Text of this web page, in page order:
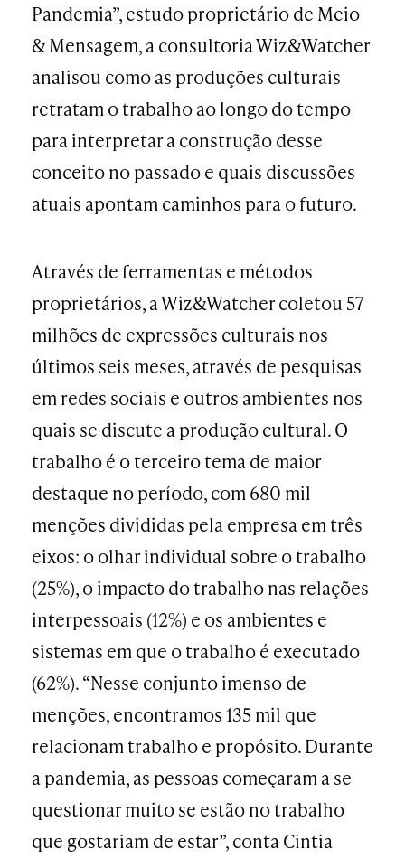
Pandemia”, estudo proprietário de Meio
& Mensagem, a consultoria Wiz&Watcher
analisou como as produções culturais
retratam o trabalho ao longo do tempo
para interpretar a construção desse
conceito no passado e quais discussões
atuais apontam caminhos para o futuro.
Através de ferramentas e métodos
proprietários, a Wiz&Watcher coletou 57
milhões de expressões culturais nos
últimos seis meses, através de pesquisas
em redes sociais e outros ambientes nos
quais se discute a produção cultural. O
trabalho é o terceiro tema de maior
destaque no período, com 680 mil
menções divididas pela empresa em três
eixos: o olhar individual sobre o trabalho
(25%), o impacto do trabalho nas relações
interpessoais (12%) e os ambientes e
sistemas em que o trabalho é executado
(62%). “Nesse conjunto imenso de
menções, encontramos 135 mil que
relacionam trabalho e propósito. Durante
a pandemia, as pessoas começaram a se
questionar muito se estão no trabalho
que gostariam de estar”, conta Cintia